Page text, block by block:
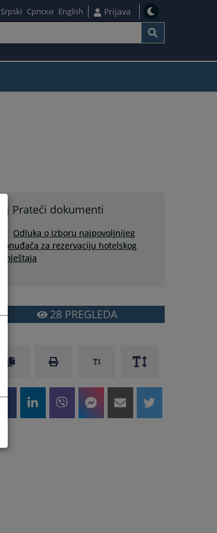
Srpski Српски English Prijava
Prateći dokumenti
Odluka o izboru najpovoljnijeg
ponuđača za rezervaciju hotelskog
smještaja
28PREGLEDA